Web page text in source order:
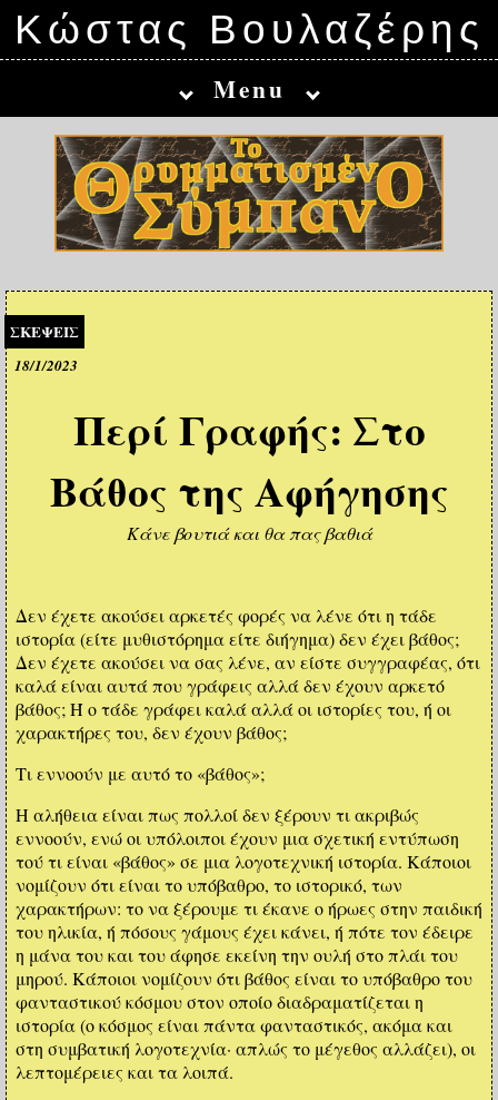
Κώστας Βουλαζέρης
Menu
ΣΚΕΨΕΙΣ
18/1/2023
Περί Γραφής: Στο
Βάθος της Αφήγησης
Κάνε βουτιά και θα πας βαθιά
Δεν έχετε ακούσει αρκετές φορές να λένε ότι η τάδε
ιστορία (είτε μυθιστόρημα είτε διήγημα) δεν έχει βάθος;
Δεν έχετε ακούσει να σας λένε, αν είστε συγγραφέας, ότι
καλά είναι αυτά που γράφεις αλλά δεν έχουν αρκετό
βάθος; Ή ο τάδε γράφει καλά αλλά οι ιστορίες του, ή οι
χαρακτήρες του, δεν έχουν βάθος;
Τι εννοούν με αυτό το «βάθος»;
Η αλήθεια είναι πως πολλοί δεν ξέρουν τι ακριβώς
εννοούν, ενώ οι υπόλοιποι έχουν μια σχετική εντύπωση
τού τι είναι «βάθος» σε μια λογοτεχνική ιστορία. Κάποιοι
νομίζουν ότι είναι το υπόβαθρο, το ιστορικό, των
χαρακτήρων: το να ξέρουμε τι έκανε ο ήρωες στην παιδική
του ηλικία, ή πόσους γάμους έχει κάνει, ή πότε τον έδειρε
η μάνα του και του άφησε εκείνη την ουλή στο πλάι του
μηρού. Κάποιοι νομίζουν ότι βάθος είναι το υπόβαθρο του
φανταστικού κόσμου στον οποίο διαδραματίζεται η
ιστορία (ο κόσμος είναι πάντα φανταστικός, ακόμα και
στη συμβατική λογοτεχνία· απλώς το μέγεθος αλλάζει), οι
λεπτομέρειες και τα λοιπά.